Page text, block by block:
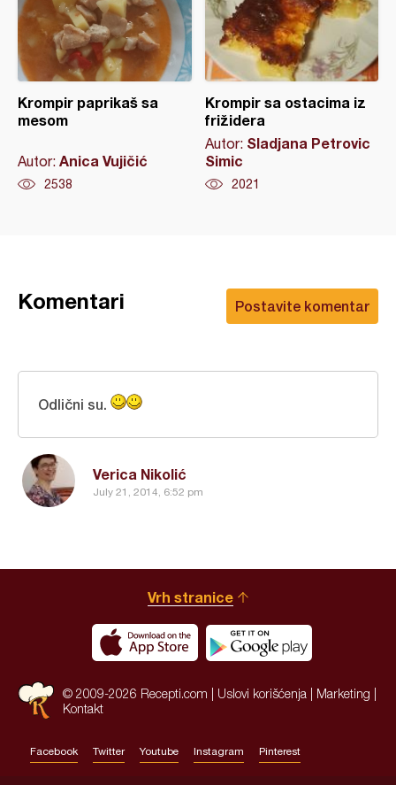
Krompir paprikaš sa
mesom
Autor: Anica Vujičić
2538
Krompir sa ostacima iz
frižidera
Autor: Sladjana Petrovic
Simic
2021
Postavite komentar
Komentari
Verica Nikolić
July 21, 2014, 6:52 pm
Odlični su.
Vrh stranice
© 2009-2026 Recepti.com | Uslovi korišćenja Marketing
Kontakt
Facebook Twitter Youtube Instagram Pinterest